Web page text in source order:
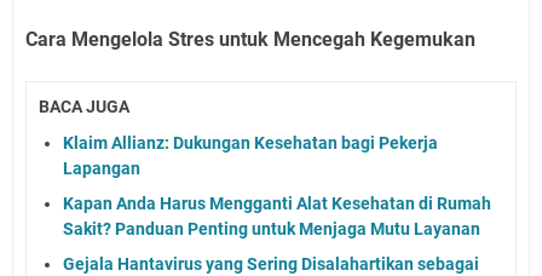
Cara Mengelola Stres untuk Mencegah Kegemukan
BACA JUGA
Klaim Allianz: Dukungan Kesehatan bagi Pekerja
Lapangan
Kapan Anda Harus Mengganti Alat Kesehatan di Rumah
Sakit? Panduan Penting untuk Menjaga Mutu Layanan
Gejala Hantavirus yang Sering Disalahartikan sebagai